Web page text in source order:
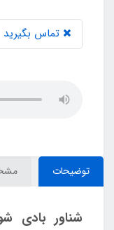
تماس بگیرید
توضیحات
شناور بادی